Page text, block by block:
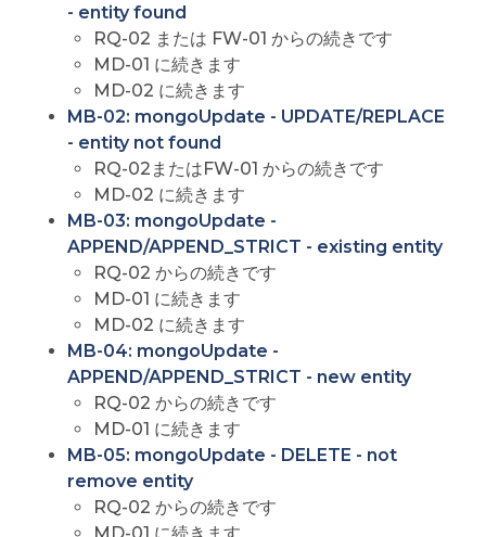
- entity found
RQ-02 または FW-01 からの続きです
MD-01 に続きます
MD-02 に続きます
MB-02: mongoUpdate - UPDATE/REPLACE
- entity not found
RQ-02またはFW-01 からの続きです
MD-02 に続きます
MB-03: mongoUpdate -
APPEND/APPEND_STRICT - existing entity
RQ-02 からの続きです
MD-01 に続きます
MD-02 に続きます
MB-04: mongoUpdate -
APPEND/APPEND_STRICT - new entity
RQ-02 からの続きです
MD-01 に続きます
MB-05: mongoUpdate - DELETE - not
remove entity
RQ-02 からの続きです